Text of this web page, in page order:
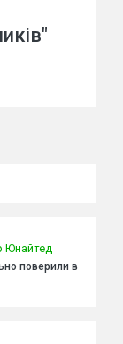
Юнайтед
поверили в